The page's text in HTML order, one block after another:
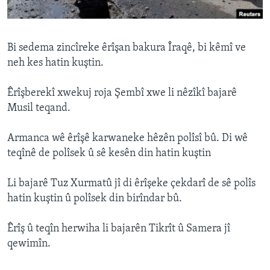
ÇAND Û HUNER
SORANÎ
Learning English
Zimanên Din
Bi sedema zincîreke êrîşan bakura Îraqê, bi kêmî ve
neh kes hatin kuştin.
Êrîşberekî xwekuj roja Şembî xwe li nêzîkî bajarê
Musil teqand.
Armanca wê êrîşê karwaneke hêzên polîsî bû. Di wê
teqînê de polîsek û sê kesên din hatin kuştin
Li bajarê Tuz Xurmatû jî di êrîşeke çekdarî de sê polîs
hatin kuştin û polîsek din birîndar bû.
Êrîş û teqîn herwiha li bajarên Tikrît û Samera jî
qewimîn.